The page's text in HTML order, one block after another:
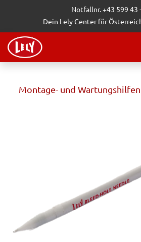
Zum Inhalt springenNotfallnr. +43 599 43
Dein Lely Center für
Montage- und Wartungshilfen